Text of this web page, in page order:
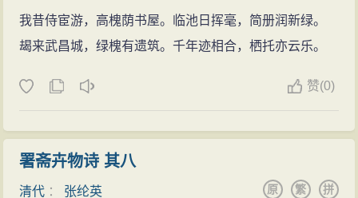
我昔侍宦游，高槐荫书屋。临池日挥毫，简册润新绿。
朅来武昌城，绿槐有遗筑。千年迹相合，栖托亦云乐。
赞(0)
署斋卉物诗 其八
清代 ： 张纶英 拼
繁
原